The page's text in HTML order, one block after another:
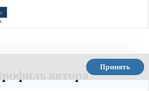
Принять
Профиль автора